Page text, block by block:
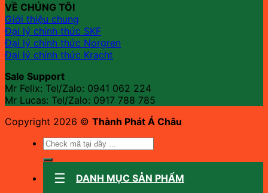
VỀ CHÚNG TÔI
Giới thiệu chung
Đại lý chính thức SKF
Đại lý chính thức Norgren
Đại lý chính thức Kracht
Sale Support
Mr Felix: Tel/Zalo: 0941 062 224
Mr Lucas: Tel/Zalo: 0917 788 785
Copyright 2026 © Thành Phát Á Châu
Tìm
kiếm:
DANH MỤC SẢN PHẨM